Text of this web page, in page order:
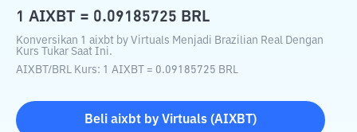
1 AIXBT = 0.09185725 BRL
Konversikan 1 aixbt by Virtuals Menjadi Brazilian Real Dengan
Kurs Tukar Saat Ini.
AIXBT /BRL Kurs: 1 AIXBT = 0.09185725 BRL
Beli aixbt by Virtuals (AIXBT )